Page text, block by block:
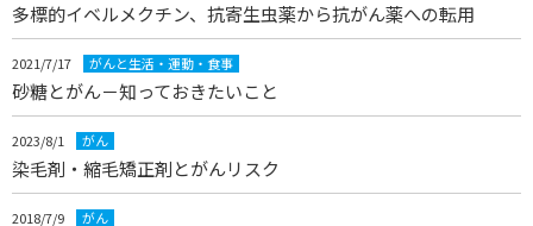
多標的イベルメクチン、抗寄生虫薬から抗がん薬への転用
2021/7/17 がんと生活・運動・食事
砂糖とがん－知っておきたいこと
2023/8/1 がん
染毛剤・縮毛矯正剤とがんリスク
2018/7/9 がん